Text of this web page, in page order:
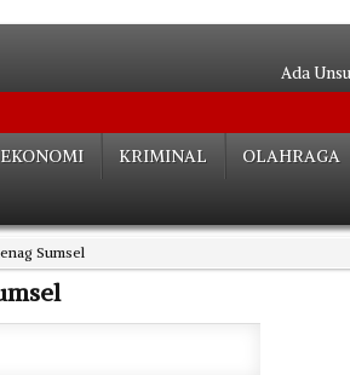
Ada
Tugas
Serasa
Putusan
Mengalir
EKONOMI KRIMINAL OLAHRAGA
Sumsel